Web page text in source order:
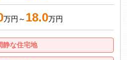
万円～ 18.0万円
静な住宅地